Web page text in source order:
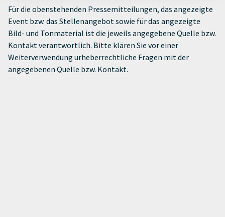
Für die obenstehenden Pressemitteilungen, das angezeigte
Event bzw. das Stellenangebot sowie für das angezeigte
Bild- und Tonmaterial ist die jeweils angegebene Quelle bzw.
Kontakt verantwortlich. Bitte klären Sie vor einer
Weiterverwendung urheberrechtliche Fragen mit der
angegebenen Quelle bzw. Kontakt.